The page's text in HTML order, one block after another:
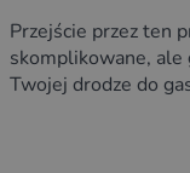
Przejście przez ten
skomplikowane, ale
Twojej drodze do